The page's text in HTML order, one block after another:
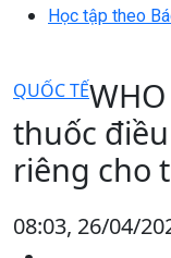
Học tập theo
QUỐC TẾ
thuốc
riêng cho
08:03, 26/04/